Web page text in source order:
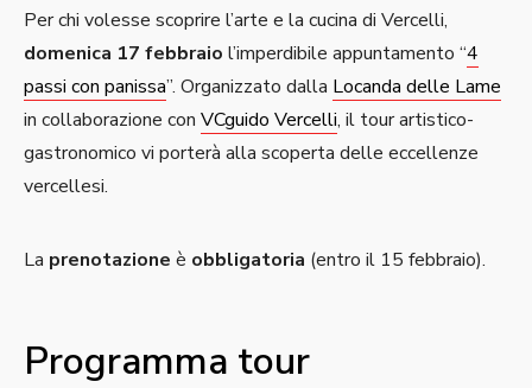
Per chi volesse scoprire l’arte e la cucina di Vercelli,
domenica 17 febbraio l’imperdibile appuntamento “4
passi con panissa”. Organizzato dalla Locanda delle Lame
in collaborazione con VCguido Vercelli, il tour artistico-
gastronomico vi porterà alla scoperta delle eccellenze
vercellesi.
La prenotazione è obbligatoria (entro il 15 febbraio).
Programma tour